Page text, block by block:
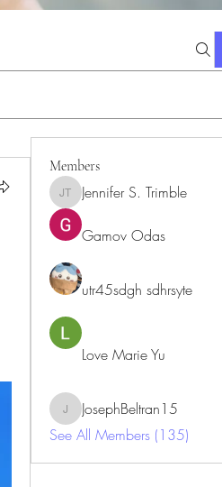
Members
Jennifer S. Trimble
Jennifer S. Trimble
Gamov Odas
utr45sdgh sdhrsyte
Love Marie Yu
JosephBeltran15
JosephBeltran15
See All Members (135)